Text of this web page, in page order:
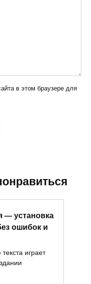
в этом браузере для
— установка
ошибок и
играет